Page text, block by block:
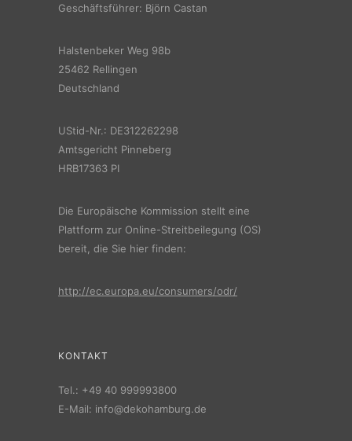
Geschäftsführer: Björn Castan
Halstenbeker Weg 98b
25462 Rellingen
Deutschland
UStid-Nr.: DE312262298
Amtsgericht Pinneberg
HRB17363 PI
Die Europäische Kommission stellt eine
Plattform zur Online-Streitbeilegung (OS)
bereit, die Sie hier finden:
http://ec.europa.eu/consumers/odr/
KONTAKT
Tel.: +49 40 999993800
E-Mail: info@dekohamburg.de